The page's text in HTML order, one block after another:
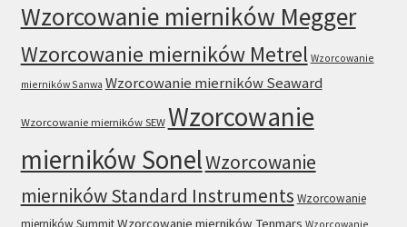
Wzorcowanie mierników Megger
Wzorcowanie mierników Metrel Wzorcowanie
mierników Sanwa Wzorcowanie mierników Seaward
Wzorcowanie mierników SEW Wzorcowanie
mierników SonelWzorcowanie
mierników Standard Instruments Wzorcowanie
Wzorcowanie mierników Tenmars Wzorcowanie